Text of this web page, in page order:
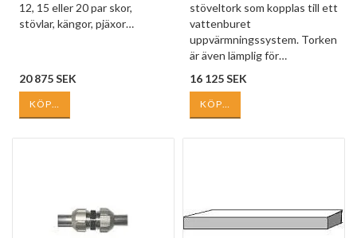
12, 15 eller 20 par skor,
stövlar, kängor, pjäxor…
20 875 SEK
KÖP…
stöveltork som kopplas till ett
vattenburet
uppvärmningssystem. Torken
är även lämplig för…
16 125 SEK
KÖP…